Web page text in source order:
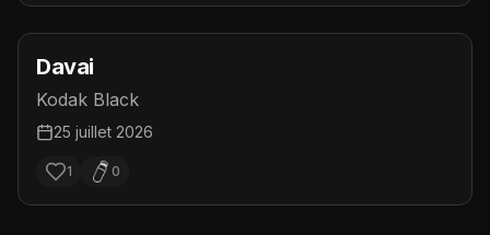
Davai
Kodak Black
25 juillet 2026
1 0